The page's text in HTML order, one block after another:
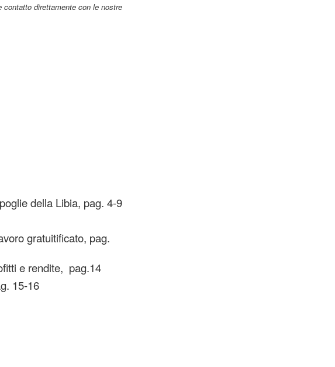
contatto direttamente con le nostre
della Libia, pag. 4-9
gratuitificato, pag.
e rendite, pag.14
15-16